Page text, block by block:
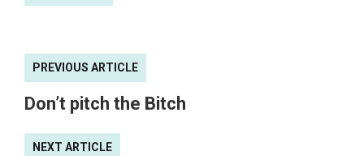
PREVIOUS ARTICLE
Don’t pitch the Bitch
NEXT ARTICLE